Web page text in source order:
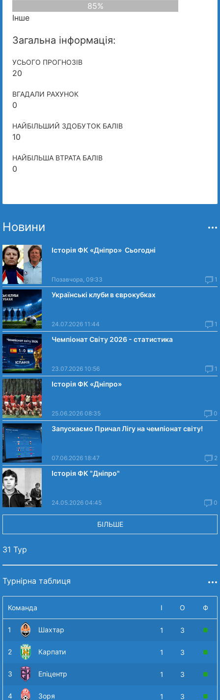
85%
Інше
Загальна інформація:
УСЬОГО ПРОГНОЗІВ
20
ВГАДАЛИ РАХУНОК
0
НАЙБІЛЬШИЙ ЗДОБУТОК БАЛІВ
10
НАЙБІЛЬША ВТРАТА БАЛІВ
0
Новини
Історія ФК «Дніпро» Сьогодні
Позавчора, 09:33 1
Українські клуби в єврокубках
24.07.2026 11:44 1
Чемпіонат Світу 2026 - статистика
23.07.2026 10:56 1
Історія ФК «Дніпро»
25.06.2026 08:35 0
Запускаємо Причал Лігу на чемпіонат світу!
07.06.2026 18:47 2
Історія ФК "Дніпро"
24.05.2026 04:45 0
БІЛЬШЕ
31 Тур
Турнірна таблиця
Команда І О Ф
1 Шахтар 1 3
2 Карпати 1 3
3 Епіцентр 1 3
4 Зоря 1 3